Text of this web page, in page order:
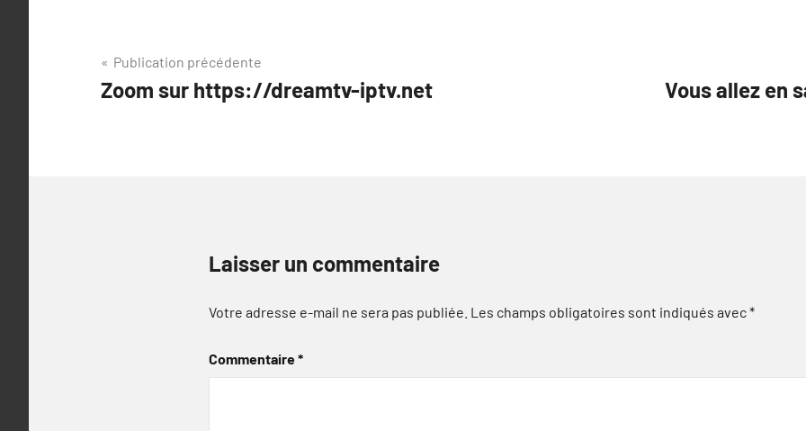
Navigation
de
Publication précédente
Zoom sur https://dreamtv-iptv.net Vous allez en
Laisser un commentaire
Votre adresse e-mail ne sera pas publiée. Les champs obligatoires sont indiqués avec*
Commentaire*